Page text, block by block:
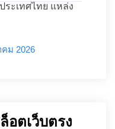
ระเทศไทย แหล่ง
ม 2026
อตเว็บตรง